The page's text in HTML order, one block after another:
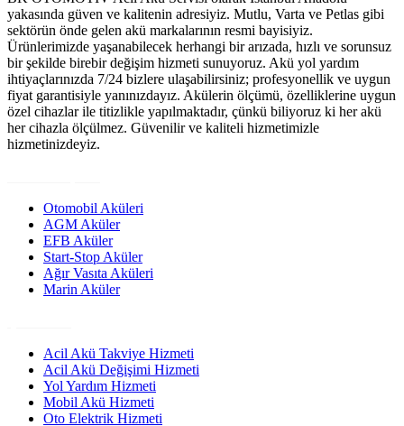
yakasında güven ve kalitenin adresiyiz. Mutlu, Varta ve Petlas gibi
sektörün önde gelen akü markalarının resmi bayisiyiz.
Ürünlerimizde yaşanabilecek herhangi bir arızada, hızlı ve sorunsuz
bir şekilde birebir değişim hizmeti sunuyoruz. Akü yol yardım
ihtiyaçlarınızda 7/24 bizlere ulaşabilirsiniz; profesyonellik ve uygun
fiyat garantisiyle yanınızdayız. Akülerin ölçümü, özelliklerine uygun
özel cihazlar ile titizlikle yapılmaktadır, çünkü biliyoruz ki her akü
her cihazla ölçülmez. Güvenilir ve kaliteli hizmetimizle
hizmetinizdeyiz.
Otomobil Aküleri
AGM Aküler
EFB Aküler
Start-Stop Aküler
Ağır Vasıta Aküleri
Marin Aküler
Acil Akü Takviye Hizmeti
Acil Akü Değişimi Hizmeti
Yol Yardım Hizmeti
Mobil Akü Hizmeti
Oto Elektrik Hizmeti